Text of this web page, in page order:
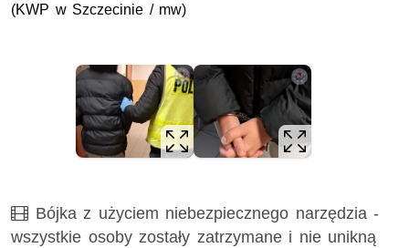
(KWP w Szczecinie / mw)
Film
Bójka z użyciem niebezpiecznego narzędzia -
wszystkie osoby zostały zatrzymane i nie unikną